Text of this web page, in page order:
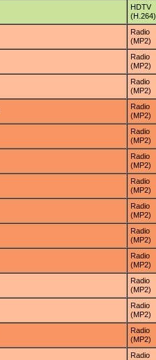
HDTV
(H.264)
Radio
(MP2)
Radio
(MP2)
Radio
(MP2)
Radio
(MP2)
Radio
(MP2)
Radio
(MP2)
Radio
(MP2)
Radio
(MP2)
Radio
(MP2)
Radio
(MP2)
Radio
(MP2)
Radio
(MP2)
Radio
(MP2)
Radio